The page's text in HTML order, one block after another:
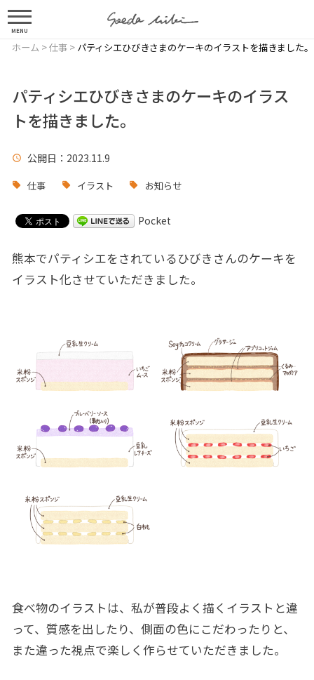
MENU
ホーム >仕事> パティシエひびきさまのケーキのイラストを描きました。
パティシエひびきさまのケーキのイラス
トを描きました。
公開日 ：2023.11.9
仕事 イラスト お知らせ
Pocket
熊本でパティシエをされているひびきさんのケーキを
イラスト化させていただきました。
食べ物のイラストは、私が普段よく描くイラストと違
って、質感を出したり、側面の色にこだわったりと、
また違った視点で楽しく作らせていただきました。